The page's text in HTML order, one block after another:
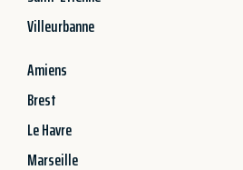
Villeurbanne
Amiens
Brest
Le Havre
Marseille